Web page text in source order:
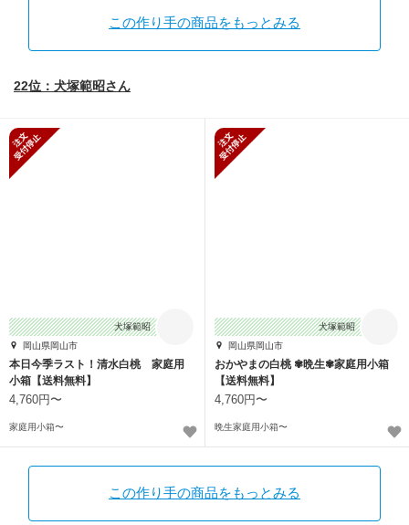
この作り手の商品をもっとみる
22位：犬塚範昭さん
犬塚範昭
岡山県岡山市
本日今季ラスト！清水白桃 家庭用
小箱【送料無料】
4,760円〜
家庭用小箱〜
犬塚範昭
岡山県岡山市
おかやまの白桃 ✾晩生✾家庭用小箱
【送料無料】
4,760円〜
晩生家庭用小箱〜
この作り手の商品をもっとみる